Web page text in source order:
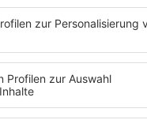
Karriere"
Promi sein